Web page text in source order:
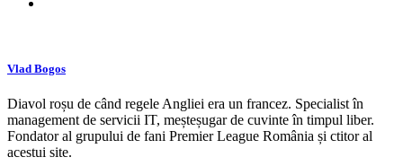
Vlad Bogos
Diavol roșu de când regele Angliei era un francez. Specialist în
management de servicii IT, meșteșugar de cuvinte în timpul liber.
Fondator al grupului de fani Premier League România și ctitor al
acestui site.